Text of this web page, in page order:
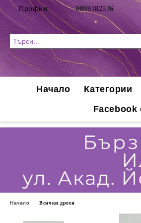
Профил 0899182536
Начало Категории
Facebook
Начало Всички дрехи